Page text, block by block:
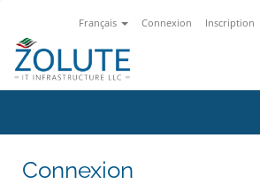
Français Connexion Inscription
Connexion